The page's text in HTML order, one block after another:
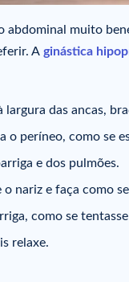
abdominal muito
A ginástica
das ancas,
o períneo, como se
e dos pulmões.
nariz e faça como
como se
relaxe.